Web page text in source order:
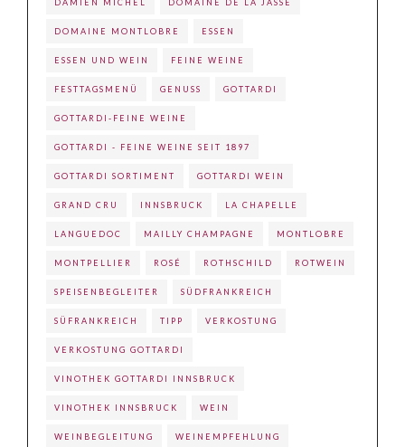
DAMIEN MICHEL DOMAINE DE LA JASSE
DOMAINE MONTLOBRE ESSEN
ESSEN UND WEIN FEINE WEINE
FESTTAGSMENÜ GENUSS GOTTARDI
GOTTARDI-FEINE WEINE
GOTTARDI - FEINE WEINE SEIT 1897
GOTTARDI SORTIMENT GOTTARDI WEIN
GRAND CRU INNSBRUCK LA CHAPELLE
LANGUEDOC MAILLY CHAMPAGNE MONTLOBRE
MONTPELLIER ROSÉ ROTHSCHILD ROTWEIN
SPEISENBEGLEITER SÜDFRANKREICH
SÜFRANKREICH TIPP VERKOSTUNG
VERKOSTUNG GOTTARDI
VINOTHEK GOTTARDI INNSBRUCK
VINOTHEK INNSBRUCK WEIN
WEINBEGLEITUNG WEINEMPFEHLUNG